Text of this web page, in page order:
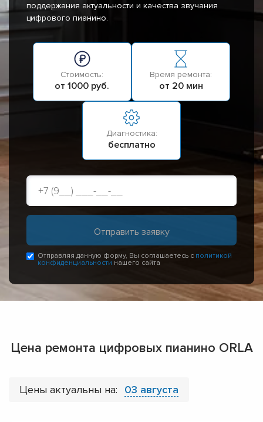
поддержания актуальности и качества звучания
цифрового пианино.
Стоимость:
от 1000 руб.
Время ремонта:
от 20 мин
Диагностика:
бесплатно
Отправляя данную форму, Вы соглашаетесь с политикой
конфиденциальности нашего сайта
Цена ремонта цифровых пианино ORLA
Цены актуальны на: 03 августа